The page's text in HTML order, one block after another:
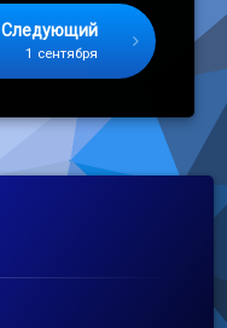
Следующий
1 сентября